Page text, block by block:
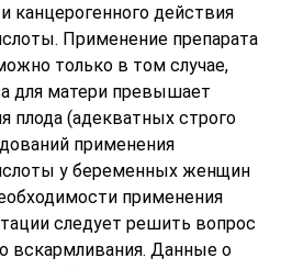
канцерогенного действия
Применение препарата
только в том случае,
для матери превышает
плода (адекватных строго
применения
у беременных женщин
применения
следует решить вопрос
вскармливания. Данные о